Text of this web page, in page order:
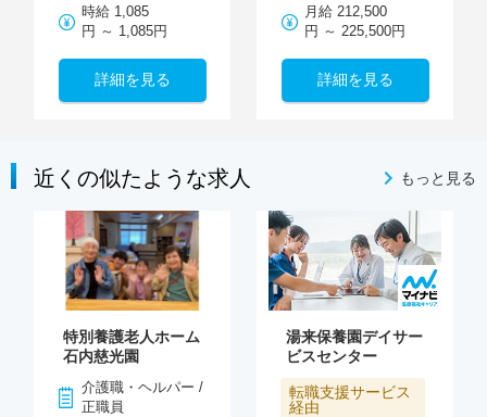
時給 1,085
円 ～ 1,085円
詳細を見る
月給 212,500
円 ～ 225,500円
詳細を見る
近くの似たような求人 もっと見る
特別養護老人ホーム
石内慈光園
介護職・ヘルパー /
正職員
湯来保養園デイサー
ビスセンター
転職支援サービス
経由